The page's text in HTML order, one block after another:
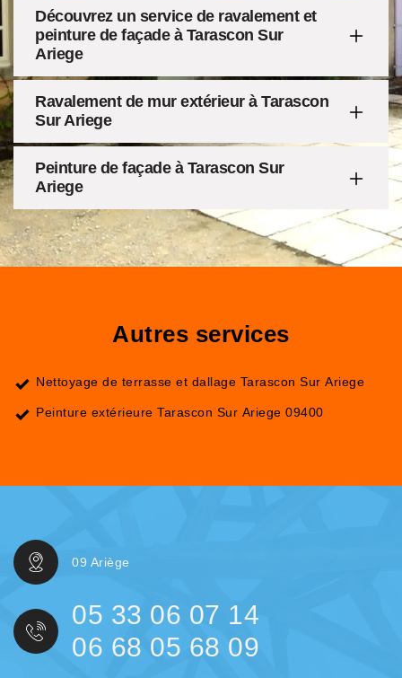
Découvrez un service de ravalement et
peinture de façade à Tarascon Sur
Ariege
Ravalement de mur extérieur à Tarascon
Sur Ariege
Peinture de façade à Tarascon Sur
Ariege
Autres services
Nettoyage de terrasse et dallage Tarascon Sur Ariege
Peinture extérieure Tarascon Sur Ariege 09400
09 Ariège
05 33 06 07 14
06 68 05 68 09